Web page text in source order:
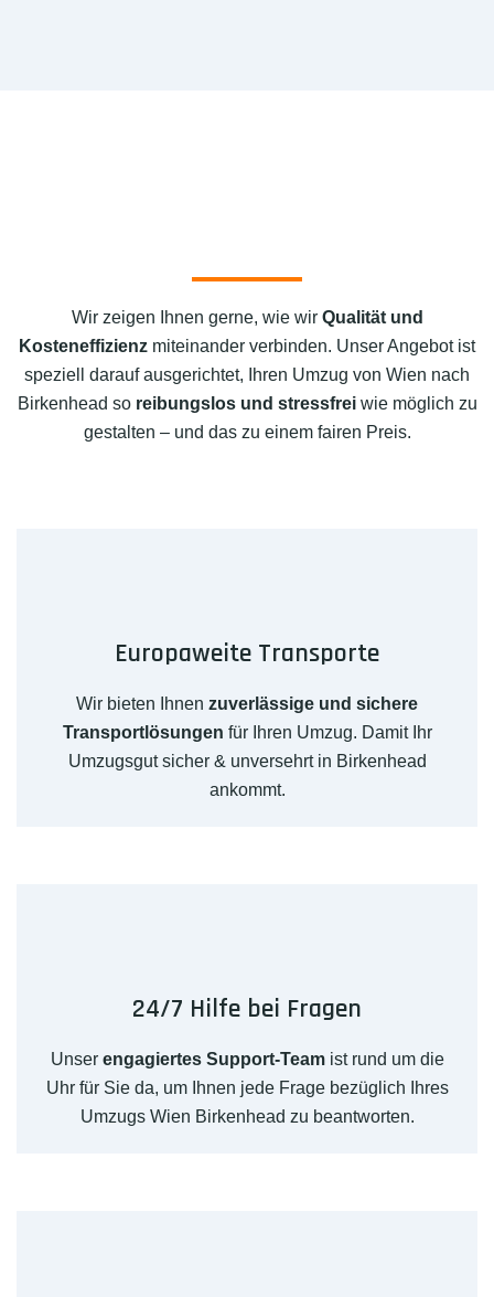
Wir zeigen Ihnen gerne, wie wir Qualität und
Kosteneffizienz miteinander verbinden. Unser Angebot ist
speziell darauf ausgerichtet, Ihren Umzug von Wien nach
Birkenhead so reibungslos und stressfreiwie möglich zu
gestalten – und das zu einem fairen Preis.
Europaweite Transporte
Wir bieten Ihnen zuverlässige und sichere
Transportlösungen für Ihren Umzug. Damit Ihr
Umzugsgut sicher & unversehrt in Birkenhead
ankommt.
24/7 Hilfe bei Fragen
Unser engagiertes Support-Teamist rund um die
Uhr für Sie da, um Ihnen jede Frage bezüglich Ihres
Umzugs Wien Birkenhead zu beantworten.